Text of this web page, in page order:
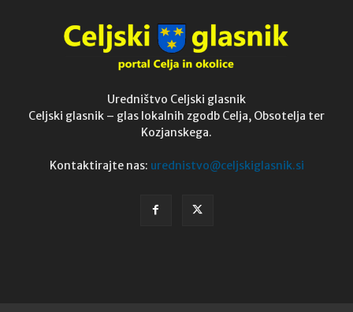
Uredništvo Celjski glasnik
Celjski glasnik – glas lokalnih zgodb Celja, Obsotelja ter
Kozjanskega.
Kontaktirajte nas: urednistvo@celjskiglasnik.si